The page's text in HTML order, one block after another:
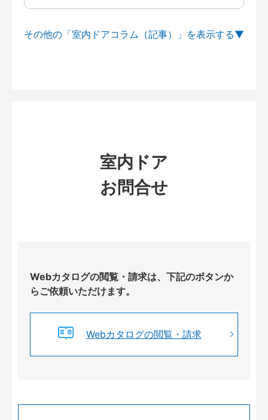
その他の「室内ドアコラム（記事）」を
室内ドア
お問合せ
Webカタログの閲覧・請求は、下記のボタンか
らご依頼いただけます。
Webカタログの閲覧・請求